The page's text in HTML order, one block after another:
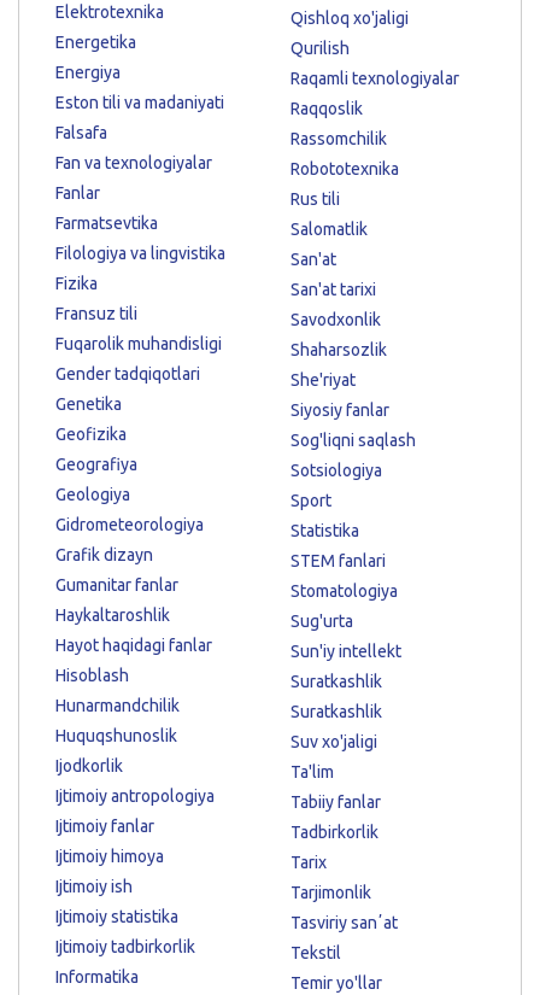
Elektrotexnika
Energetika
Energiya
Eston tili va madaniyati
Falsafa
Fan va texnologiyalar
Fanlar
Farmatsevtika
Filologiya va lingvistika
Fizika
Fransuz tili
Fuqarolik muhandisligi
Gender tadqiqotlari
Genetika
Geofizika
Geografiya
Geologiya
Gidrometeorologiya
Grafik dizayn
Gumanitar fanlar
Haykaltaroshlik
Hayot haqidagi fanlar
Hisoblash
Hunarmandchilik
Huquqshunoslik
Ijodkorlik
Ijtimoiy antropologiya
Ijtimoiy fanlar
Ijtimoiy himoya
Ijtimoiy ish
Ijtimoiy statistika
Ijtimoiy tadbirkorlik
Informatika
Qishloq xo'jaligi
Qurilish
Raqamli texnologiyalar
Raqqoslik
Rassomchilik
Robototexnika
Rus tili
Salomatlik
San'at
San'at tarixi
Savodxonlik
Shaharsozlik
She'riyat
Siyosiy fanlar
Sog'liqni saqlash
Sotsiologiya
Sport
Statistika
STEM fanlari
Stomatologiya
Sug'urta
Sun'iy intellekt
Suratkashlik
Suratkashlik
Suv xo'jaligi
Ta'lim
Tabiiy fanlar
Tadbirkorlik
Tarix
Tarjimonlik
Tasviriy sanʼat
Tekstil
Temir yo'llar